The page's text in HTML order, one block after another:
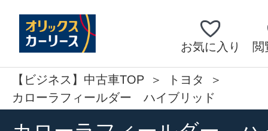
お気に入り 閲
【ビジネス】中古車TOP
トヨタ
カローラフィールダー ハイブリッド